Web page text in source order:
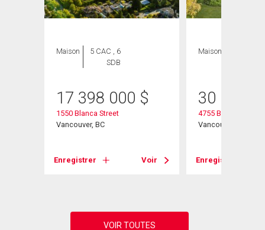
Maison
5 CAC , 6
SDB
17 398 000 $
1550 Blanca Street
Vancouver, BC
Enregistrer Voir
Maison
30 000
4755 Belmont
Vancouver, BC
Enregistrer